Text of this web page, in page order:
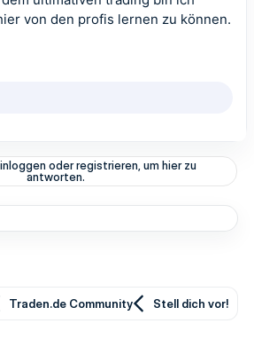
von den profis lernen zu können.
oder registrieren, um hier zu
antworten.
Traden.de Community Stell dich vor!